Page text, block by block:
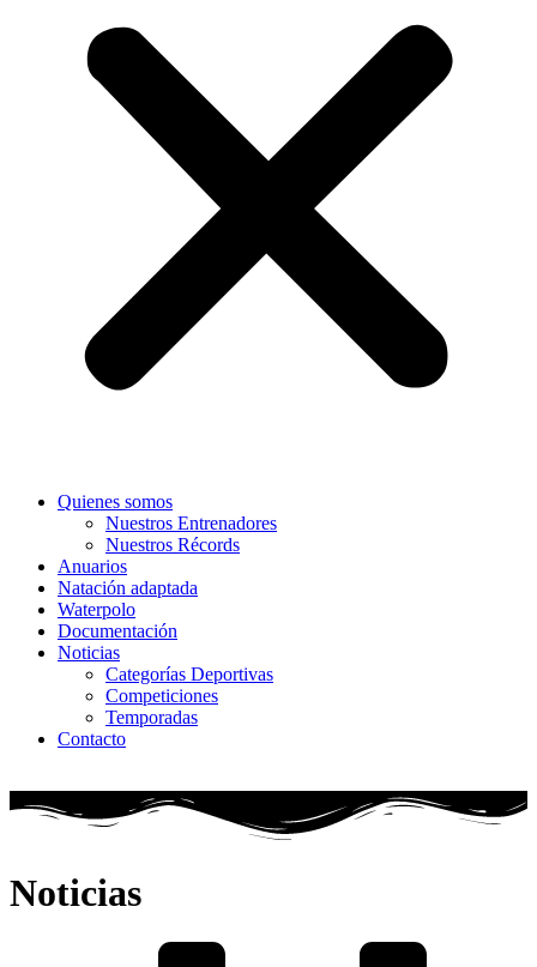
Quienes somos
Nuestros Entrenadores
Nuestros Récords
Anuarios
Natación adaptada
Waterpolo
Documentación
Noticias
Categorías Deportivas
Competiciones
Temporadas
Contacto
Noticias